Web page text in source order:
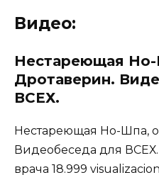
Видео:
Нестареющая
Дротаверин.
ВСЕХ.
Нестареющая Но-Шпа,
Видеобеседа для
врача 18.999